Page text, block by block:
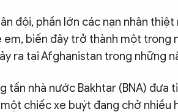
đội, phần lớn các nạn nhân thiệt
em, biến đây trở thành một trong
ra tại Afghanistan trong những
tấn nhà nước Bakhtar (BNA) đưa
chiếc xe buýt đang chở nhiều